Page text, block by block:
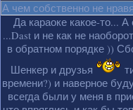
А чем собственно не
Да караоке какое-то...
...Dast и не как не
в обратном порядке ))
Шенкер и друзья
времени?) и наверное
всегда были у меня в